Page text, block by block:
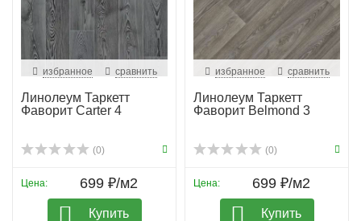
избранное сравнить
Линолеум Таркетт
Фаворит Carter 4
(0)
Цена: 699 ₽/м2
Купить
избранное сравнить
Линолеум Таркетт
Фаворит Belmond 3
(0)
Цена: 699 ₽/м2
Купить